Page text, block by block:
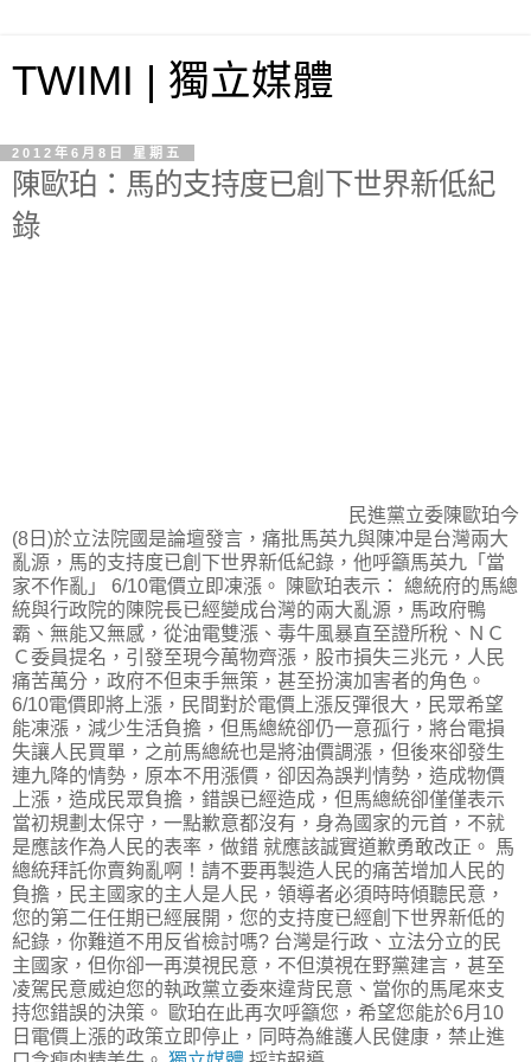
TWIMI | 獨立媒體
2012年6月8日 星期五
陳歐珀：馬的支持度已創下世界新低紀
錄
民進黨立委陳歐珀今
(8日)於立法院國是論壇發言，痛批馬英九與陳冲是台灣兩大
亂源，馬的支持度已創下世界新低紀錄，他呼籲馬英九「當
家不作亂」 6/10電價立即凍漲。 陳歐珀表示： 總統府的馬總
統與行政院的陳院長已經變成台灣的兩大亂源，馬政府鴨
霸、無能又無感，從油電雙漲、毒牛風暴直至證所稅、ＮＣ
Ｃ委員提名，引發至現今萬物齊漲，股市損失三兆元，人民
痛苦萬分，政府不但束手無策，甚至扮演加害者的角色。
6/10電價即將上漲，民間對於電價上漲反彈很大，民眾希望
能凍漲，減少生活負擔，但馬總統卻仍一意孤行，將台電損
失讓人民買單，之前馬總統也是將油價調漲，但後來卻發生
連九降的情勢，原本不用漲價，卻因為誤判情勢，造成物價
上漲，造成民眾負擔，錯誤已經造成，但馬總統卻僅僅表示
當初規劃太保守，一點歉意都沒有，身為國家的元首，不就
是應該作為人民的表率，做錯 就應該誠實道歉勇敢改正。 馬
總統拜託你賣夠亂啊！請不要再製造人民的痛苦增加人民的
負擔，民主國家的主人是人民，領導者必須時時傾聽民意，
您的第二任任期已經展開，您的支持度已經創下世界新低的
紀錄，你難道不用反省檢討嗎? 台灣是行政、立法分立的民
主國家，但你卻一再漠視民意，不但漠視在野黨建言，甚至
凌駕民意威迫您的執政黨立委來違背民意、當你的馬尾來支
持您錯誤的決策。 歐珀在此再次呼籲您，希望您能於6月10
日電價上漲的政策立即停止，同時為維護人民健康，禁止進